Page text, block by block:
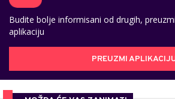
Budite bolje informisani od drugih,
aplikaciju
PREUZMI